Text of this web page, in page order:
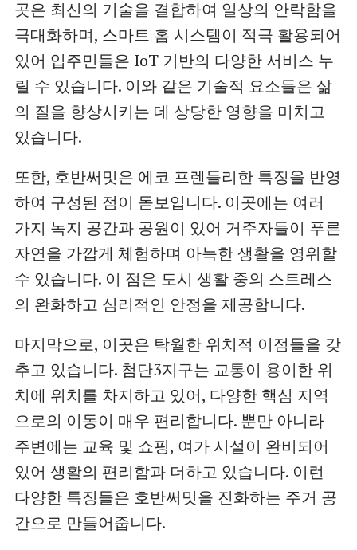
곳은 최신의 기술을 결합하여 일상의 안락함을
극대화하며, 스마트 홈 시스템이 적극 활용되어
있어 입주민들은 IoT 기반의 다양한 서비스 누
릴 수 있습니다. 이와 같은 기술적 요소들은 삶
의 질을 향상시키는 데 상당한 영향을 미치고
있습니다.
또한, 호반써밋은 에코 프렌들리한 특징을 반영
하여 구성된 점이 돋보입니다. 이곳에는 여러
가지 녹지 공간과 공원이 있어 거주자들이 푸른
자연을 가깝게 체험하며 아늑한 생활을 영위할
수 있습니다. 이 점은 도시 생활 중의 스트레스
의 완화하고 심리적인 안정을 제공합니다.
마지막으로, 이곳은 탁월한 위치적 이점들을 갖
추고 있습니다. 첨단3지구는 교통이 용이한 위
치에 위치를 차지하고 있어, 다양한 핵심 지역
으로의 이동이 매우 편리합니다. 뿐만 아니라
주변에는 교육 및 쇼핑, 여가 시설이 완비되어
있어 생활의 편리함과 더하고 있습니다. 이런
다양한 특징들은 호반써밋을 진화하는 주거 공
간으로 만들어줍니다.